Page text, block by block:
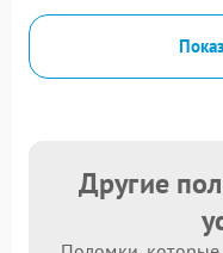
Другие